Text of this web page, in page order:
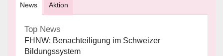
News Aktion
Top News
FHNW: Benachteiligung im Schweizer
Bildungssystem